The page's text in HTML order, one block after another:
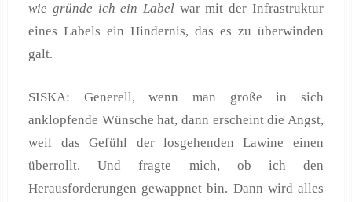
wie gründe ich ein Label war mit der Infrastruktur
eines Labels ein Hindernis, das es zu überwinden
galt.
SISKA: Generell, wenn man große in sich
anklopfende Wünsche hat, dann erscheint die Angst,
weil das Gefühl der losgehenden Lawine einen
überrollt. Und fragte mich, ob ich den
Herausforderungen gewappnet bin. Dann wird alles